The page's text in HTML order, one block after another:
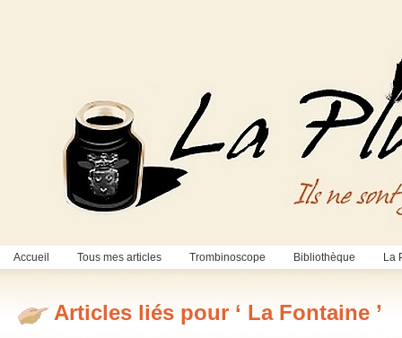
Accueil Tous mes articles Trombinoscope Bibliothèque La
Articles liés pour ‘ La Fontaine ’